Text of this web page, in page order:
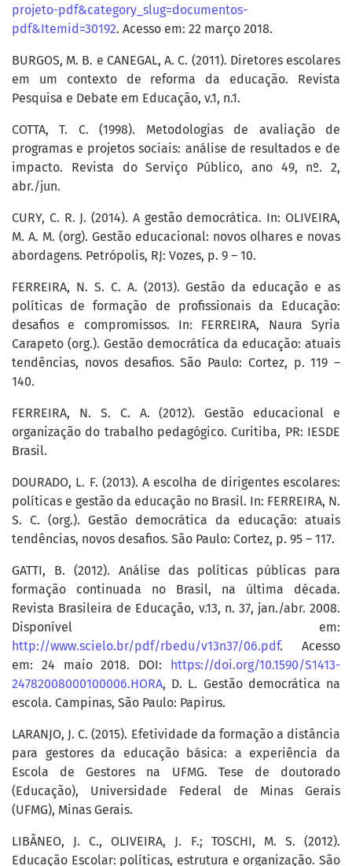
projeto-pdf&category_slug=documentos-
pdf&Itemid=30192. Acesso em: 22 março 2018.
BURGOS, M. B. e CANEGAL, A. C. (2011). Diretores escolares
em um contexto de reforma da educação. Revista
Pesquisa e Debate em Educação, v.1, n.1.
COTTA, T. C. (1998). Metodologias de avaliação de
programas e projetos sociais: análise de resultados e de
impacto. Revista do Serviço Público, ano 49, nº. 2,
abr./jun.
CURY, C. R. J. (2014). A gestão democrática. In: OLIVEIRA,
M. A. M. (org). Gestão educacional: novos olhares e novas
abordagens. Petrópolis, RJ: Vozes, p. 9 – 10.
FERREIRA, N. S. C. A. (2013). Gestão da educação e as
políticas de formação de profissionais da Educação:
desafios e compromissos. In: FERREIRA, Naura Syria
Carapeto (org.). Gestão democrática da educação: atuais
tendências, novos desafios. São Paulo: Cortez, p. 119 –
140.
FERREIRA, N. S. C. A. (2012). Gestão educacional e
organização do trabalho pedagógico. Curitiba, PR: IESDE
Brasil.
DOURADO, L. F. (2013). A escolha de dirigentes escolares:
políticas e gestão da educação no Brasil. In: FERREIRA, N.
S. C. (org.). Gestão democrática da educação: atuais
tendências, novos desafios. São Paulo: Cortez, p. 95 – 117.
GATTI, B. (2012). Análise das políticas públicas para
formação continuada no Brasil, na última década.
Revista Brasileira de Educação, v.13, n. 37, jan./abr. 2008.
Disponível em:
http://www.scielo.br/pdf/rbedu/v13n37/06.pdf. Acesso
em: 24 maio 2018. DOI:
https://doi.org/10.1590/S1413-
24782008000100006.HORA, D. L. Gestão democrática na
escola. Campinas, São Paulo: Papirus.
LARANJO, J. C. (2015). Efetividade da formação a distância
para gestores da educação básica: a experiência da
Escola de Gestores na UFMG. Tese de doutorado
(Educação), Universidade Federal de Minas Gerais
(UFMG), Minas Gerais.
LIBÂNEO, J. C., OLIVEIRA, J. F.; TOSCHI, M. S. (2012).
Educação Escolar: políticas, estrutura e organização. São